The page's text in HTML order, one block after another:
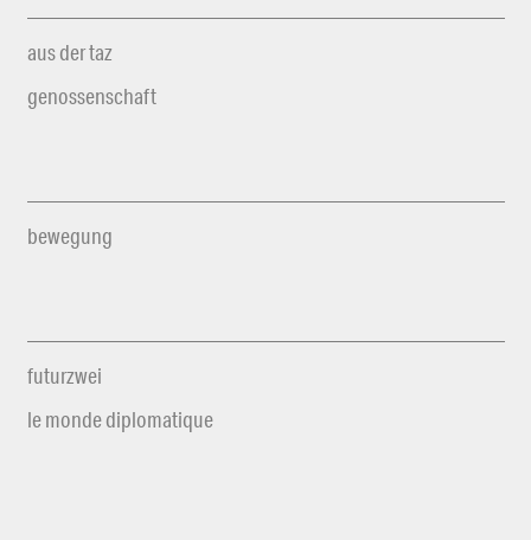
aus der taz
genossenschaft
bewegung
futurzwei
le monde diplomatique